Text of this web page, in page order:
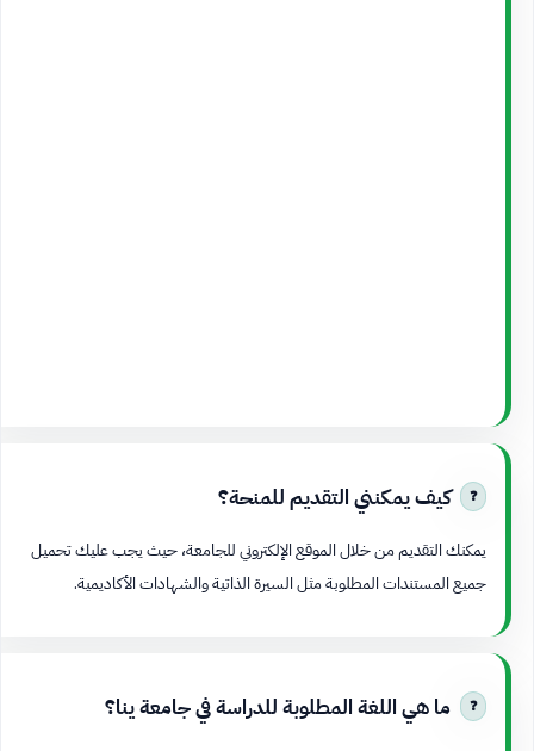
كيف يمكنني التقديم للمنحة؟
يمكنك التقديم من خلال الموقع الإلكتروني للجامعة، حيث يجب عليك تحميل
جميع المستندات المطلوبة مثل السيرة الذاتية والشهادات الأكاديمية.
ما هي اللغة المطلوبة للدراسة في جامعة ينا؟